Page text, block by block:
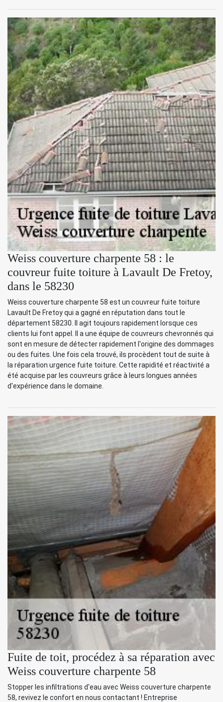
Weiss couverture charpente 58 : le
couvreur fuite toiture à Lavault De Fretoy,
dans le 58230
Weiss couverture charpente 58 est un couvreur fuite toiture
Lavault De Fretoy qui a gagné en réputation dans tout le
département 58230. Il agit toujours rapidement lorsque ces
clients lui font appel. Il a une équipe de couvreurs chevronnés qui
sont en mesure de détecter rapidement l'origine des dommages
ou des fuites. Une fois cela trouvé, ils procèdent tout de suite à
la réparation urgence fuite toiture. Cette rapidité et réactivité a
été acquise par les couvreurs grâce à leurs longues années
d'expérience dans le domaine.
Fuite de toit, procédez à sa réparation avec
Weiss couverture charpente 58
Stopper les infiltrations d'eau avec Weiss couverture charpente
58, revivez le confort en nous contactant ! Entreprise